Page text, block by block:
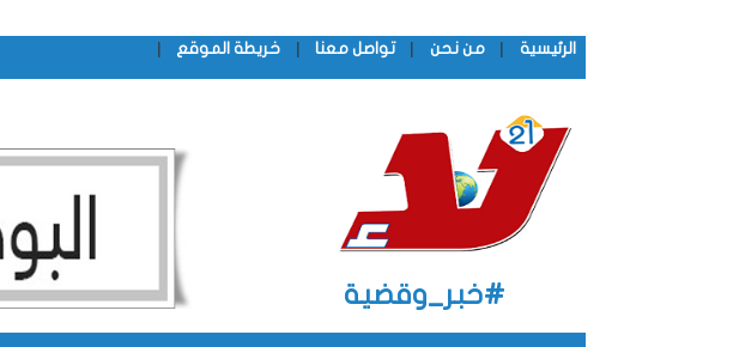
الرئيسية | من نحن | تواصل معنا | خريطة الموقع |
#خبر_وقضية